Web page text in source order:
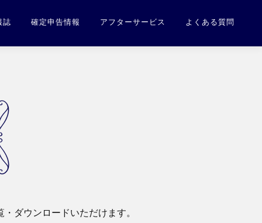
誌 確定申告情報 アフターサービス よくある質問
ダウンロードいただけます。